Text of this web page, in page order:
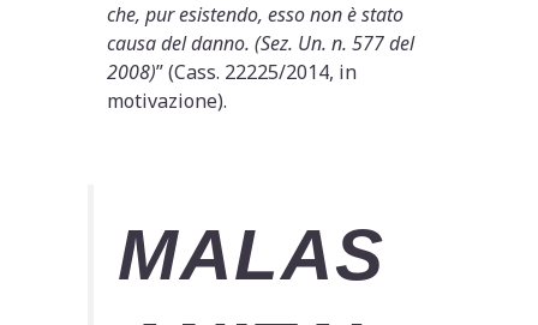
che, pur esistendo, esso non è stato
causa del danno. (Sez. Un. n. 577 del
2008)” (Cass. 22225/2014, in
motivazione).
MALAS